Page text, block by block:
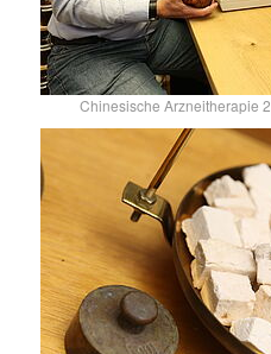
Chinesische Arzneitherapie 2